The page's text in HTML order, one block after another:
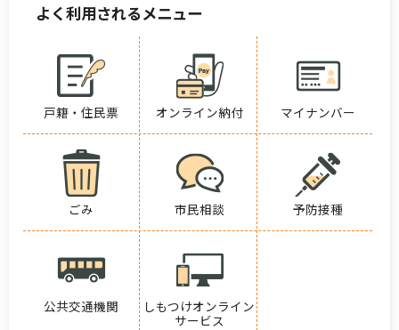
よく利用されるメニュー
戸籍・住民票 オンライン納付 マイナンバー
ごみ 市民相談 予防接種
公共交通機関
しもつけオンライン
サービス